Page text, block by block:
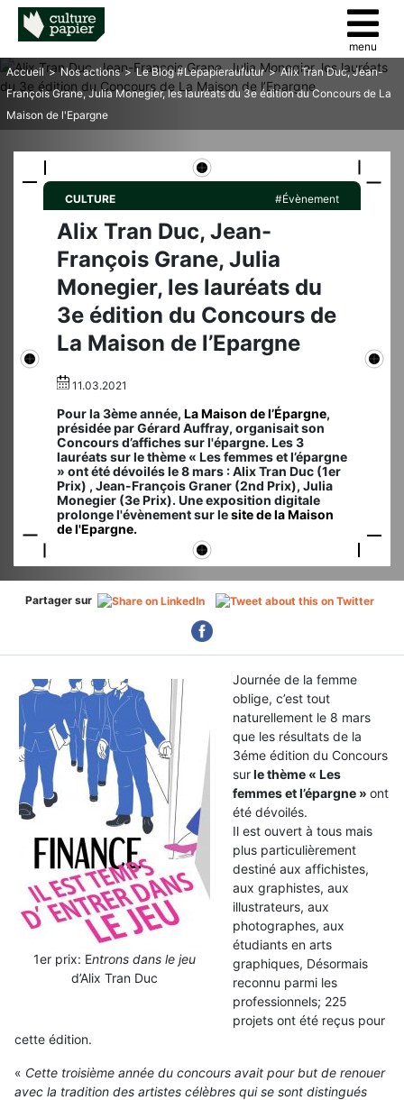
menu
Accueil > Nos actions > Le Blog #Lepapieraufutur > Alix Tran Duc, Jean-
François Grane, Julia Monegier, les lauréats du 3e édition du Concours de La
Maison de l'Epargne
CULTURE #Évènement
Alix Tran Duc, Jean-
François Grane, Julia
Monegier, les lauréats du
3e édition du Concours de
La Maison de l’Epargne
11.03.2021
Pour la 3ème année, La Maison de l’Épargne,
présidée par Gérard Auffray, organisait son
Concours d’affiches sur l'épargne. Les 3
lauréats sur le thème « Les femmes et l’épargne
» ont été dévoilés le 8 mars : Alix Tran Duc (1er
Prix) , Jean-François Graner (2nd Prix), Julia
Monegier (3e Prix). Une exposition digitale
prolonge l'évènement sur lesite de la Maison
de l'Epargne.
Partager sur
1er prix: Entrons dans le jeu
d’Alix Tran Duc
Journée de la femme
oblige, c’est tout
naturellement le 8 mars
que les résultats de la
3éme édition du Concours
surle thème « Les
femmes et l’épargne » ont
été dévoilés.
Il est ouvert à tous mais
plus particulièrement
destiné aux affichistes,
aux graphistes, aux
illustrateurs, aux
photographes, aux
étudiants en arts
graphiques, Désormais
reconnu parmi les
professionnels; 225
projets ont été reçus pour
cette édition.
« Cette troisième année du concours avait pour but de renouer
avec la tradition des artistes célèbres qui se sont distingués